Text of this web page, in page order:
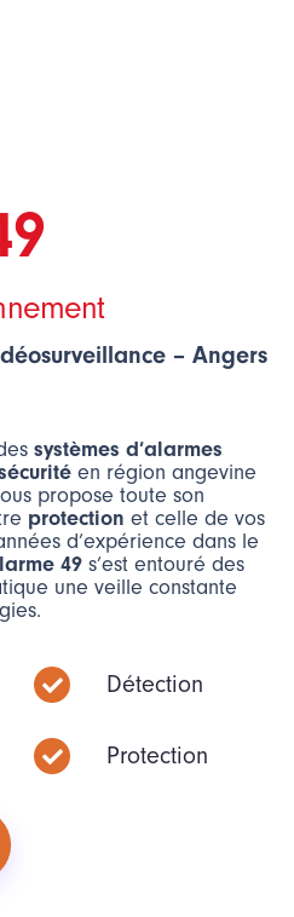
– Angers
systèmes d’alarmes
en région angevine
propose toute son
protection et celle de vos
d’expérience dans le
49 s’est entouré des
une veille constante
Détection
Protection